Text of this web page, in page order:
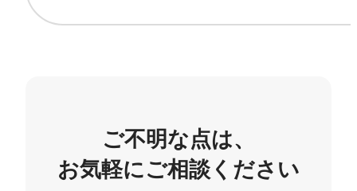
ご不明な点は、
お気軽にご相談ください